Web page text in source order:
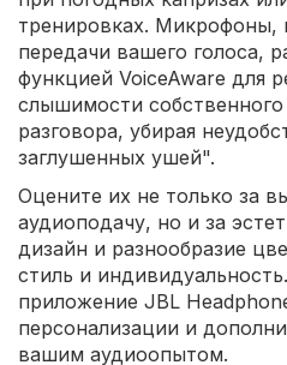
тренировках. Микрофоны,
передачи вашего голоса,
функцией VoiceAware для
слышимости
разговора, убирая
заглушенных ушей".
Оцените их не только за
аудиоподачу, но и за
дизайн и разнообразие
стиль и
приложение JBL
персонализации и
вашим аудиоопытом.